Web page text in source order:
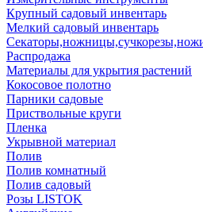
Крупный садовый инвентарь
Мелкий садовый инвентарь
Распродажа
Материалы для укрытия растений
Кокосовое полотно
Парники садовые
Приствольные круги
Пленка
Укрывной материал
Полив
Полив комнатный
Полив садовый
Розы LISTOK